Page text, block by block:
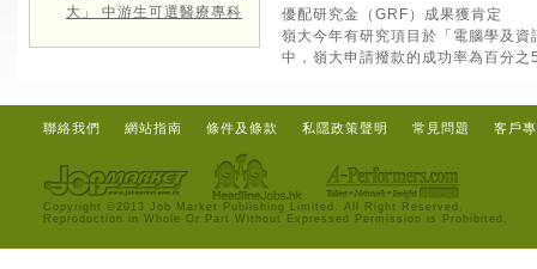
大」 中游生可選醫療專科
優配研究金（GRF）成果獲肯定
嶺大今年有研究項目於「電腦學及
中，嶺大申請撥款的成功率為百分
聯絡我們 網站指南 條件及條款 私隱政策聲明 常見問題 客戶
Copyright ©2013 Job Market Publishing Limited. All Right Reserved.
Reproduction in Whole Or Part Without Expressed Permission is Prohibited.